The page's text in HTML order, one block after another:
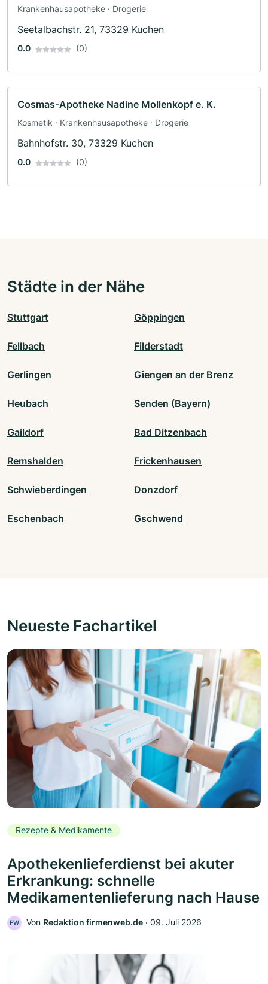
Krankenhausapotheke · Drogerie
Seetalbachstr. 21, 73329 Kuchen
0.0 (0)
Cosmas-Apotheke Nadine Mollenkopf e. K.
Kosmetik · Krankenhausapotheke · Drogerie
Bahnhofstr. 30, 73329 Kuchen
0.0 (0)
Städte in der Nähe
Stuttgart Göppingen
Fellbach Filderstadt
Gerlingen Giengen an der Brenz
Heubach Senden (Bayern)
Gaildorf Bad Ditzenbach
Remshalden Frickenhausen
Schwieberdingen Donzdorf
Eschenbach Gschwend
Neueste Fachartikel
Rezepte & Medikamente
Apothekenlieferdienst bei akuter
Erkrankung: schnelle
Medikamentenlieferung nach Hause
FW Von Redaktion firmenweb.de ‧ 09. Juli 2026